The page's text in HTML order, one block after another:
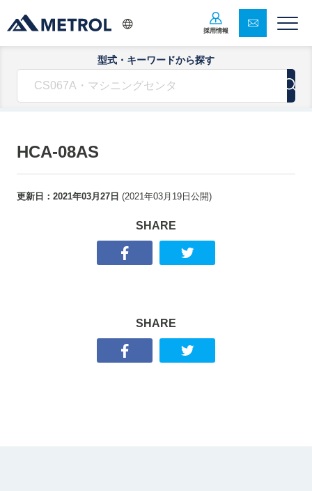
採用情報
型式・キーワードから探す
HCA-08AS
更新日： 2021年03月27日 (2021年03月19日 公開)
SHARE
SHARE